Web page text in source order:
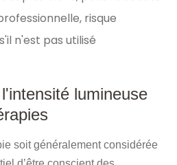
risque
n'est pas utilisé
lumineuse
soit généralement considérée